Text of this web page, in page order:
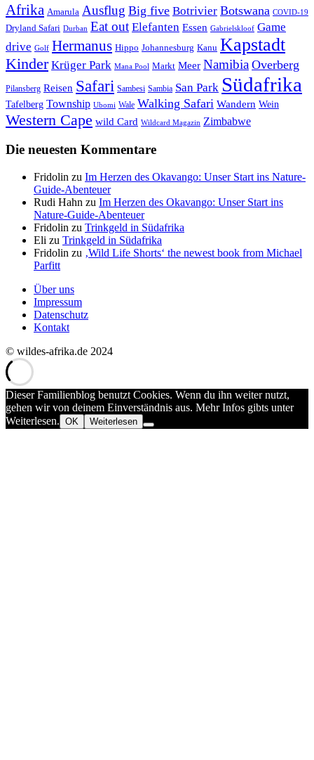
Afrika Amarula Ausflug Big five Botrivier Botswana COVID-19
Dryland Safari Durban Eat out Elefanten Essen Gabrielskloof Game
drive Golf Hermanus Hippo Johannesburg Kanu Kapstadt
Kinder Krüger Park Mana Pool Markt Meer Namibia Overberg
Pilansberg Reisen Safari Sambesi Sambia San Park Südafrika
Tafelberg Township Ubomi Wale Walking Safari Wandern Wein
Western Cape wild Card Wildcard Magazin Zimbabwe
Die neuesten Kommentare
Fridolin zu Im Herzen des Okavango: Unser Start ins Nature-
Guide-Abenteuer
Rudi Hahn zu Im Herzen des Okavango: Unser Start ins
Nature-Guide-Abenteuer
Fridolin zu Trinkgeld in Südafrika
Eli zu Trinkgeld in Südafrika
Fridolin zu ‚Wild Life Shorts‘ the newest book from Michael
Parfitt
Über uns
Impressum
Datenschutz
Kontakt
© wildes-afrika.de 2024
Dieser Familienblog benutzt Cookies. Wenn du ihn weiter nutzt,
gehen wir von deinem Einverständnis aus. Mehr Infos gibts unter
Weiterlesen. OK Weiterlesen